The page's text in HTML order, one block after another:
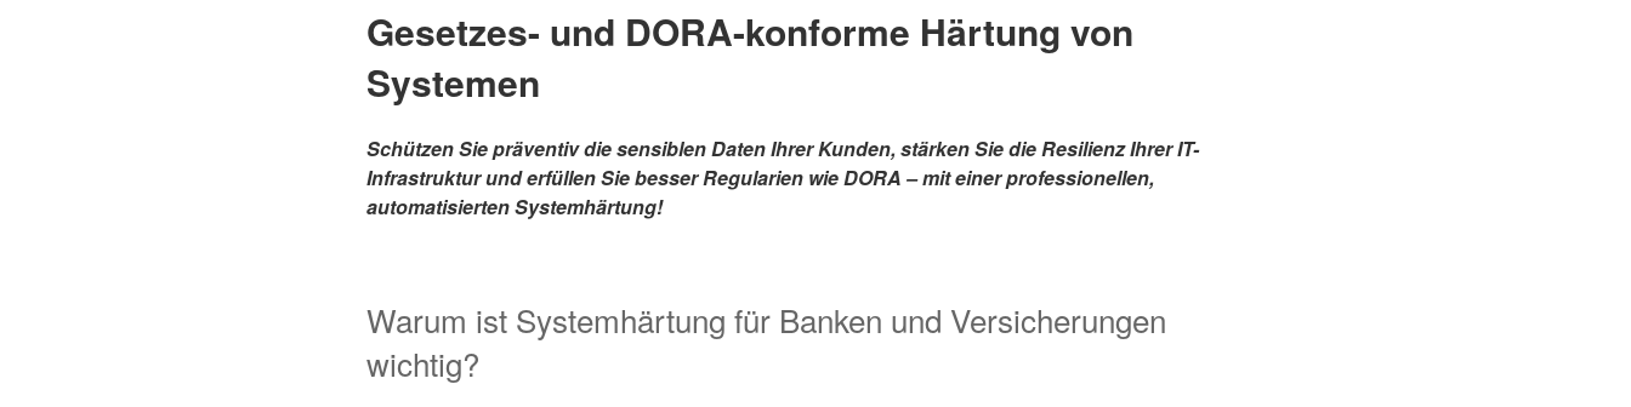
Gesetzes- und DORA-konforme Härtung von
Systemen
Schützen Sie präventiv die sensiblen Daten Ihrer Kunden, stärken Sie die Resilienz Ihrer IT-
Infrastruktur und erfüllen Sie besser Regularien wie DORA – mit einer professionellen,
automatisierten Systemhärtung!
Warum ist Systemhärtung für Banken und Versicherungen
wichtig?